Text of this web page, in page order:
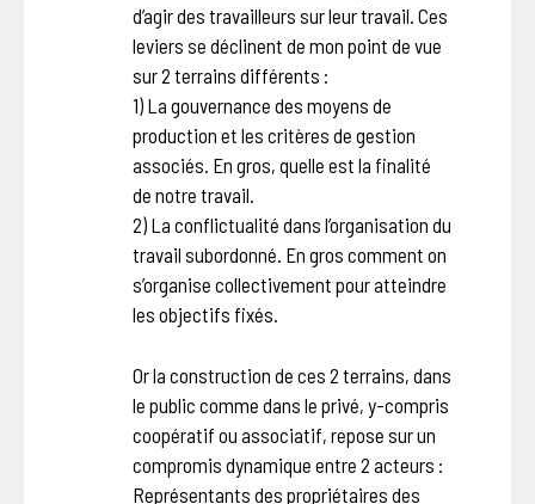
d’agir des travailleurs sur leur travail. Ces
leviers se déclinent de mon point de vue
sur 2 terrains différents :
1) La gouvernance des moyens de
production et les critères de gestion
associés. En gros, quelle est la finalité
de notre travail.
2) La conflictualité dans l’organisation du
travail subordonné. En gros comment on
s’organise collectivement pour atteindre
les objectifs fixés.
Or la construction de ces 2 terrains, dans
le public comme dans le privé, y-compris
coopératif ou associatif, repose sur un
compromis dynamique entre 2 acteurs :
Représentants des propriétaires des